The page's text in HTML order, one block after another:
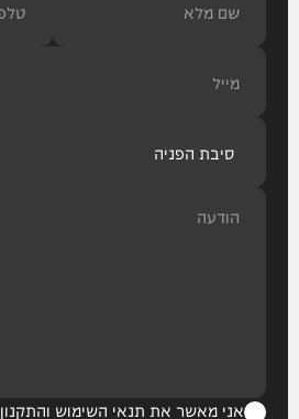
אני מאשר את תנאי השימוש והתקנון